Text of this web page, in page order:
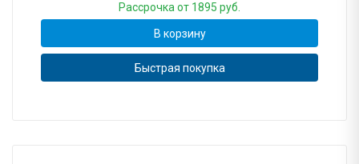
Рассрочка от 1895 руб.
В корзину
Быстрая покупка